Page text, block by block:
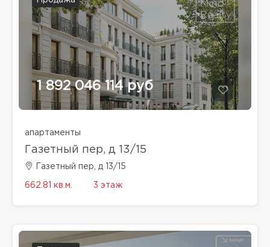
1 892 046 114 руб
апартаменты
Газетный пер, д 13/15
Газетный пер, д 13/15
662.81 кв.м. 3 этаж